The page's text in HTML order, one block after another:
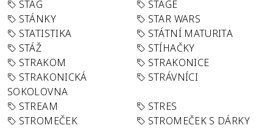
STAG
STAGE
STÁNKY
STAR WARS
STATISTIKA
STÁTNÍ MATURITA
STÁŽ
STÍHAČKY
STRAKOM
STRAKONICE
STRAKONICKÁ
SOKOLOVNA
STRÁVNÍCI
STREAM
STRES
STROMEČEK
STROMEČEK S DÁRKY